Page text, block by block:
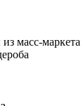
масс-